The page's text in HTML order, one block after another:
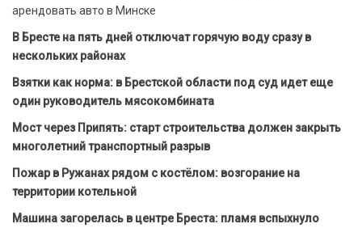
арендовать авто в Минске
В Бресте на пять дней отключат горячую воду сразу в
нескольких районах
Взятки как норма: в Брестской области под суд идет еще
один руководитель мясокомбината
Мост через Припять: старт строительства должен закрыть
многолетний транспортный разрыв
Пожар в Ружанах рядом с костёлом: возгорание на
территории котельной
Машина загорелась в центре Бреста: пламя вспыхнуло